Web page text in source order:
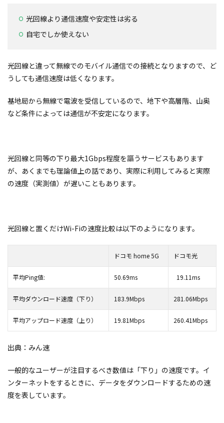
光回線より通信速度や安定性は劣る
自宅でしか使えない
光回線と違って無線でのモバイル通信での接続となりますので、ど
うしても通信速度は低くなります。
基地局から無線で電波を受信しているので、地下や高層階、山奥
など条件によっては通信が不安定になります。
光回線と同等の下り最大1Gbps程度を謳うサービスもあります
が、あくまでも理論値上の話であり、実際に利用してみると実際
の速度（実測値）が遅いこともあります。
光回線と置くだけWi-Fiの速度比較は以下のようになります。
ドコモ home 5G ドコモ光
平均Ping値: 50.69ms 19.11ms
平均ダウンロード速度（下り） 183.9Mbps 281.06Mbps
平均アップロード速度 （上り） 19.81Mbps 260.41Mbps
出典：みん速
一般的なユーザーが注目するべき数値は「下り」の速度です。イ
ンターネットをするときに、データをダウンロードするための速
度を表しています。